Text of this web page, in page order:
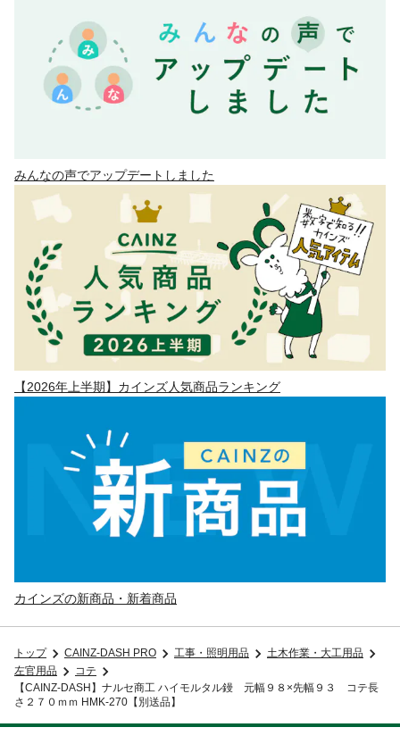
みんなの声でアップデートしました
【2026年上半期】カインズ人気商品ランキング
カインズの新商品・新着商品
トップ CAINZ-DASH PRO 工事・照明用品
土木作業・大工用品
左官用品
コテ
【CAINZ-DASH】ナルセ商工 ハイモルタル鏝 元幅９８×先幅９３ コテ長
さ２７０ｍｍ HMK-270【別送品】